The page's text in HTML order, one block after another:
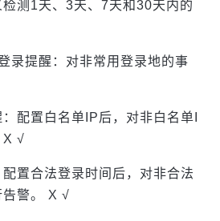
测1天、3天、7天和30天内的
录提醒：对非常用登录地的事
配置白名单IP后，对非白名单I
X √
置合法登录时间后，对非合法
告警。 X √